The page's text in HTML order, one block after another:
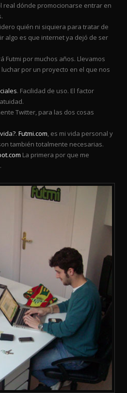
dónde promocionarse entrar en
quién ni siquiera para tratar de
algo es que internet ya dejó de ser
Futmi por muchos años. Llevamos
por un proyecto en el que nos
. Facilidad de uso. El factor
Twitter, para las dos cosas
. Futmi.com, es mi vida personal y
también totalmente necesarias.
La primera por que me